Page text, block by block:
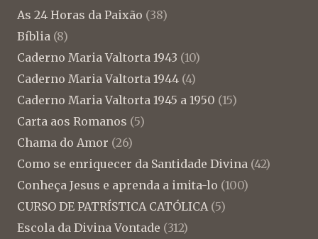
As 24 Horas da Paixão (38)
Bíblia (8)
Caderno Maria Valtorta 1943 (10)
Caderno Maria Valtorta 1944 (4)
Caderno Maria Valtorta 1945 a 1950 (15)
Carta aos Romanos (5)
Chama do Amor (26)
Como se enriquecer da Santidade Divina (42)
Conheça Jesus e aprenda a imita-lo (100)
CURSO DE PATRÍSTICA CATÓLICA(5)
Escola da Divina Vontade (312)